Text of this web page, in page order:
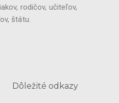
rodičov, učiteľov,
štátu.
Dôležité odkazy